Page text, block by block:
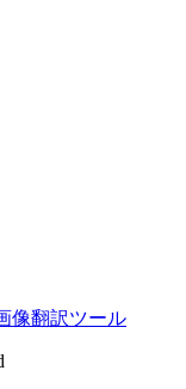
像翻訳ツール